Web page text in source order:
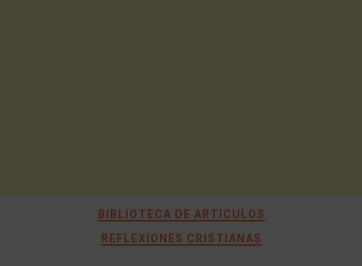
BIBLIOTECA DE ARTICULOS
REFLEXIONES CRISTIANAS